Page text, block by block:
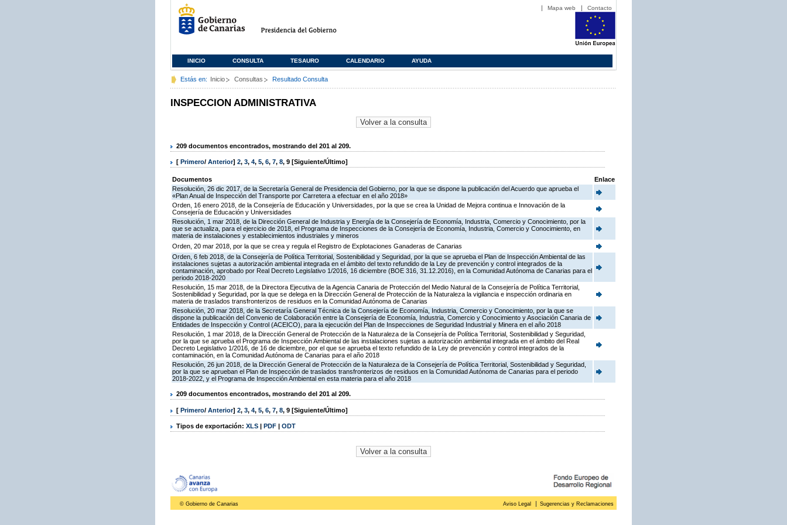
Mapa web Contacto
INICIO CONSULTA TESAURO CALENDARIO AYUDA
Estás en: Inicio Consultas Resultado Consulta
INSPECCION ADMINISTRATIVA
209 documentos encontrados, mostrando del 201 al 209.
[ Primero/ Anterior] 2, 3, 4, 5, 6, 7, 8, 9 [Siguiente/Último]
Documentos
Enlace
Resolución, 26 dic 2017, de la Secretaría General de Presidencia del Gobierno, por la que se dispone la publicación del Acuerdo que aprueba el
«Plan Anual de Inspección del Transporte por Carretera a efectuar en el año 2018»
Orden, 16 enero 2018, de la Consejería de Educación y Universidades, por la que se crea la Unidad de Mejora continua e Innovación de la
Consejería de Educación y Universidades
Resolución, 1 mar 2018, de la Dirección General de Industria y Energía de la Consejería de Economía, Industria, Comercio y Conocimiento, por la
que se actualiza, para el ejercicio de 2018, el Programa de Inspecciones de la Consejería de Economía, Industria, Comercio y Conocimiento, en
materia de instalaciones y establecimientos industriales y mineros
Orden, 20 mar 2018, por la que se crea y regula el Registro de Explotaciones Ganaderas de Canarias
Orden, 6 feb 2018, de la Consejería de Política Territorial, Sostenibilidad y Seguridad, por la que se aprueba el Plan de Inspección Ambiental de las
instalaciones sujetas a autorización ambiental integrada en el ámbito del texto refundido de la Ley de prevención y control integrados de la
contaminación, aprobado por Real Decreto Legislativo 1/2016, 16 diciembre (BOE 316, 31.12.2016), en la Comunidad Autónoma de Canarias para el
periodo 2018-2020
Resolución, 15 mar 2018, de la Directora Ejecutiva de la Agencia Canaria de Protección del Medio Natural de la Consejería de Política Territorial,
Sostenibilidad y Seguridad, por la que se delega en la Dirección General de Protección de la Naturaleza la vigilancia e inspección ordinaria en
materia de traslados transfronterizos de residuos en la Comunidad Autónoma de Canarias
Resolución, 20 mar 2018, de la Secretaría General Técnica de la Consejería de Economía, Industria, Comercio y Conocimiento, por la que se
dispone la publicación del Convenio de Colaboración entre la Consejería de Economía, Industria, Comercio y Conocimiento y Asociación Canaria de
Entidades de Inspección y Control (ACEICO), para la ejecución del Plan de Inspecciones de Seguridad Industrial y Minera en el año 2018
Resolución, 1 mar 2018, de la Dirección General de Protección de la Naturaleza de la Consejería de Política Territorial, Sostenibilidad y Seguridad,
por la que se aprueba el Programa de Inspección Ambiental de las instalaciones sujetas a autorización ambiental integrada en el ámbito del Real
Decreto Legislativo 1/2016, de 16 de diciembre, por el que se aprueba el texto refundido de la Ley de prevención y control integrados de la
contaminación, en la Comunidad Autónoma de Canarias para el año 2018
Resolución, 26 jun 2018, de la Dirección General de Protección de la Naturaleza de la Consejería de Política Territorial, Sostenibilidad y Seguridad,
por la que se aprueban el Plan de Inspección de traslados transfronterizos de residuos en la Comunidad Autónoma de Canarias para el periodo
2018-2022, y el Programa de Inspección Ambiental en esta materia para el año 2018
209 documentos encontrados, mostrando del 201 al 209.
[ Primero/ Anterior] 2, 3, 4, 5, 6, 7, 8, 9 [Siguiente/Último]
Tipos de exportación: XLS | PDF | ODT
© Gobierno de Canarias Aviso Legal Sugerencias y Reclamaciones